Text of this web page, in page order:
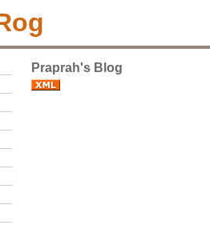
Praprah's Blog